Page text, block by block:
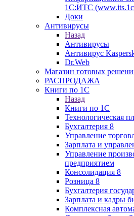
1С:ИТС
Доки
Антивирусы
Назад
Антивирусы
Антивирус
Dr.Web
Магазин готовых
РАСПРОДАЖА
Книги по 1С
Назад
Книги по 1С
Технологическая
Бухгалтерия 8
Управление
Зарплата и
Управление
предприятием
Консолидация 8
Розница 8
Бухгалтерия
Зарплата и кадры
Комплексная